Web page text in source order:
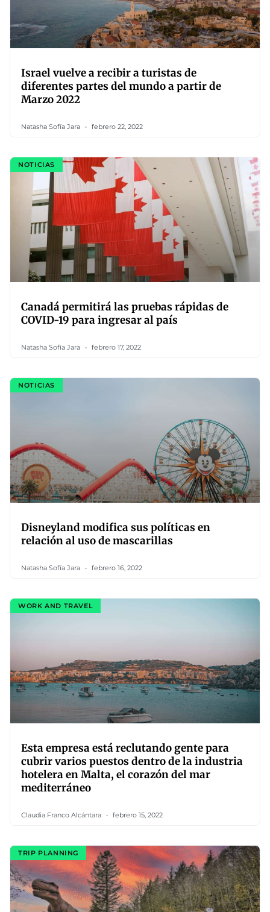
Israel vuelve a recibir a turistas de
diferentes partes del mundo a partir de
Marzo 2022
Natasha Sofía Jara febrero 22, 2022
NOTICIAS
Canadá permitirá las pruebas rápidas de
COVID-19 para ingresar al país
Natasha Sofía Jara febrero 17, 2022
NOTICIAS
Disneyland modifica sus políticas en
relación al uso de mascarillas
Natasha Sofía Jara febrero 16, 2022
WORK AND TRAVEL
Esta empresa está reclutando gente para
cubrir varios puestos dentro de la industria
hotelera en Malta, el corazón del mar
mediterráneo
Claudia Franco Alcántara febrero 15, 2022
TRIP PLANNING